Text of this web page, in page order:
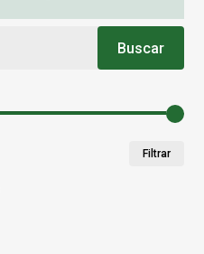
Buscar
Filtrar